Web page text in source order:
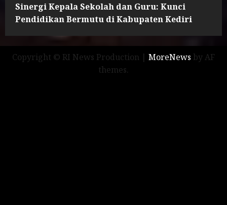
Sinergi Kepala Sekolah dan Guru: Kunci
Pendidikan Bermutu di Kabupaten Kediri
Copyright © RI News Production | MoreNews by AF
themes.